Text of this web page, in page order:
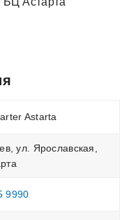
Astarta
ул. Ярославская,
9990